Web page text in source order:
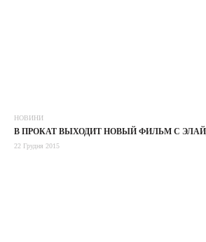
НОВИНИ
В ПРОКАТ ВЫХОДИТ НОВЫЙ ФИЛЬМ С
22 Грудня 2015